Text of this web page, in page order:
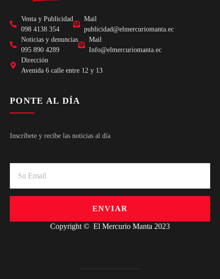
Venta y Publicidad
098 4138 354
Mail
publicidad@elmercuriomanta.ec
Noticias y denuncias
095 890 4289
Mail
Info@elmercuriomanta.ec
Dirección
Avenida 6 calle entre 12 y 13
PONTE AL DÍA
Inscríbete y recibe las noticias al día
ENVIAR
Copyright © El Mercurio Manta 2023